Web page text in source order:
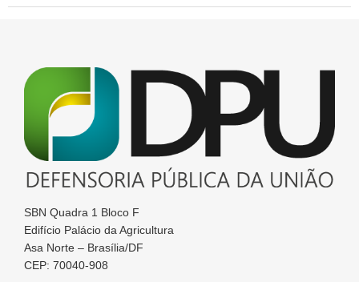
SBN Quadra 1 Bloco F
Edifício Palácio da Agricultura
Asa Norte – Brasília/DF
CEP: 70040-908